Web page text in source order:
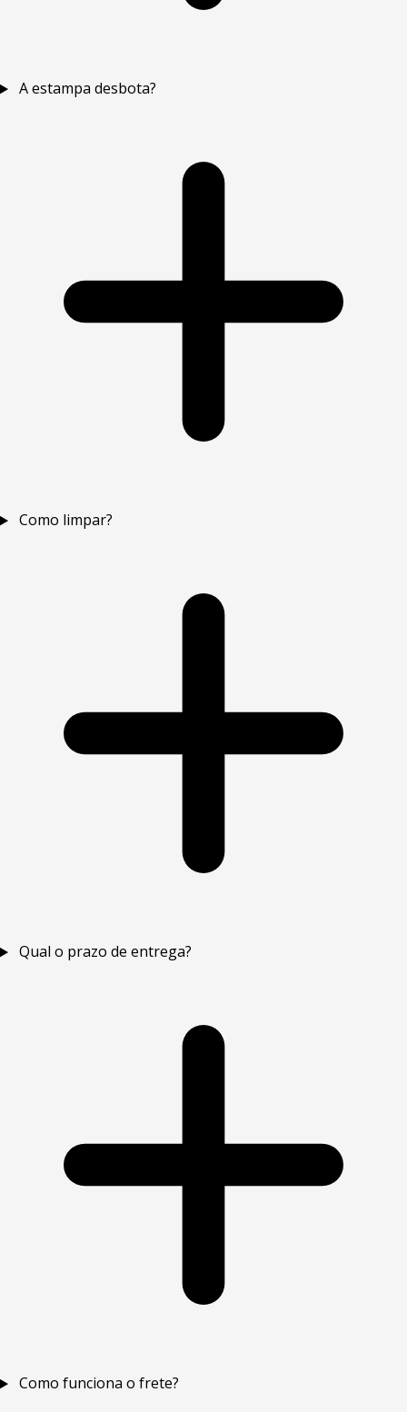
A estampa desbota?
Como limpar?
Qual o prazo de entrega?
Como funciona o frete?